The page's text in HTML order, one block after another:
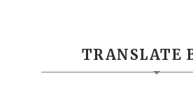
TRANSLATE